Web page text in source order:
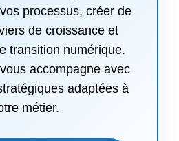
processus, créer de
de croissance et
transition numérique.
accompagne avec
adaptées à
métier.